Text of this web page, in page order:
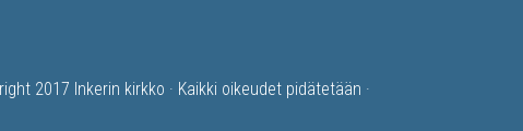
2017 Inkerin kirkko · Kaikki oikeudet pidätetään ·